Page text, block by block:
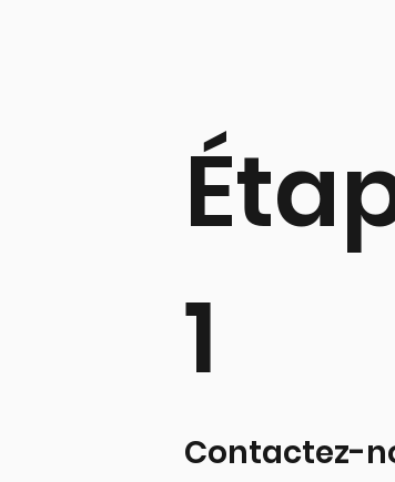
1
Contactez-